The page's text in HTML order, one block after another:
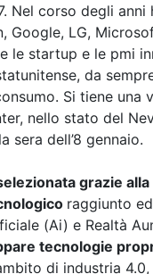
Nel corso degli
Google, LG,
le startup e le pmi
da
Si tiene una
nello stato del
sera dell’8 gennaio.
grazie
raggiunto
(Ai) e Realtà
tecnologie
di industria